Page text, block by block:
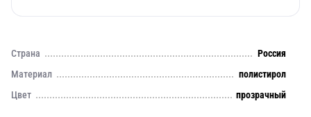
Страна
Россия
Материал
полистирол
Цвет
прозрачный